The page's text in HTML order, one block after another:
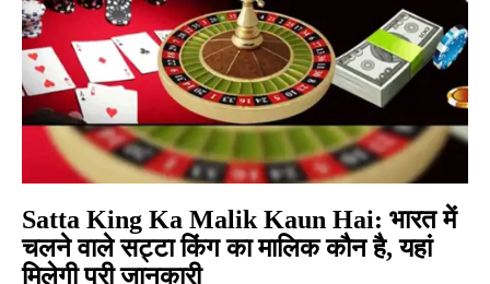
Satta King Ka Malik Kaun Hai: भारत में
चलने वाले सट्टा किंग का मालिक कौन है, यहां
मिलेगी पूरी जानकारी